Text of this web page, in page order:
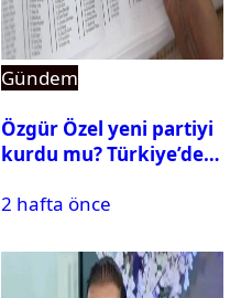
Gündem
Özgür Özel yeni partiyi
kurdu mu? Türkiye’de
süreci nasıl işler?
2 hafta önce